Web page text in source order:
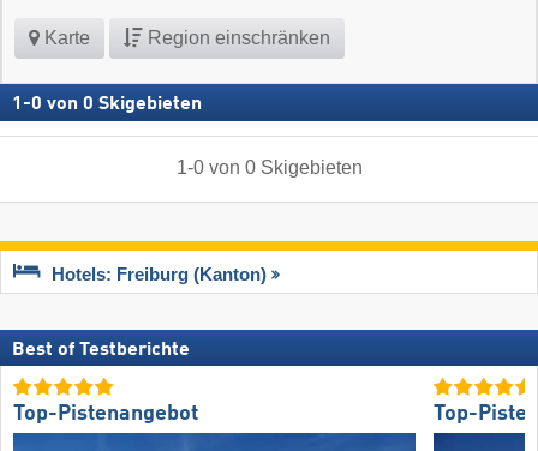
Karte Region einschränken
1 -0 von 0 Skigebieten
1-0von 0 Skigebieten
Hotels: Freiburg (Kanton)
Best of Testberichte
Top-Pistenangebot Top-